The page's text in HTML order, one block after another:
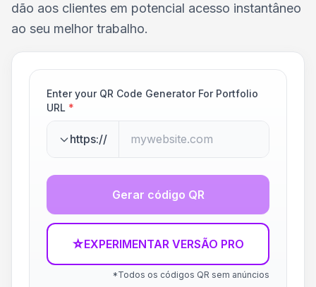
dão aos clientes em potencial acesso instantâneo
ao seu melhor trabalho.
Enter your QR Code Generator For Portfolio
URL *
https://
Gerar código QR
☆EXPERIMENTAR VERSÃO PRO
*Todos os códigos QR sem anúncios